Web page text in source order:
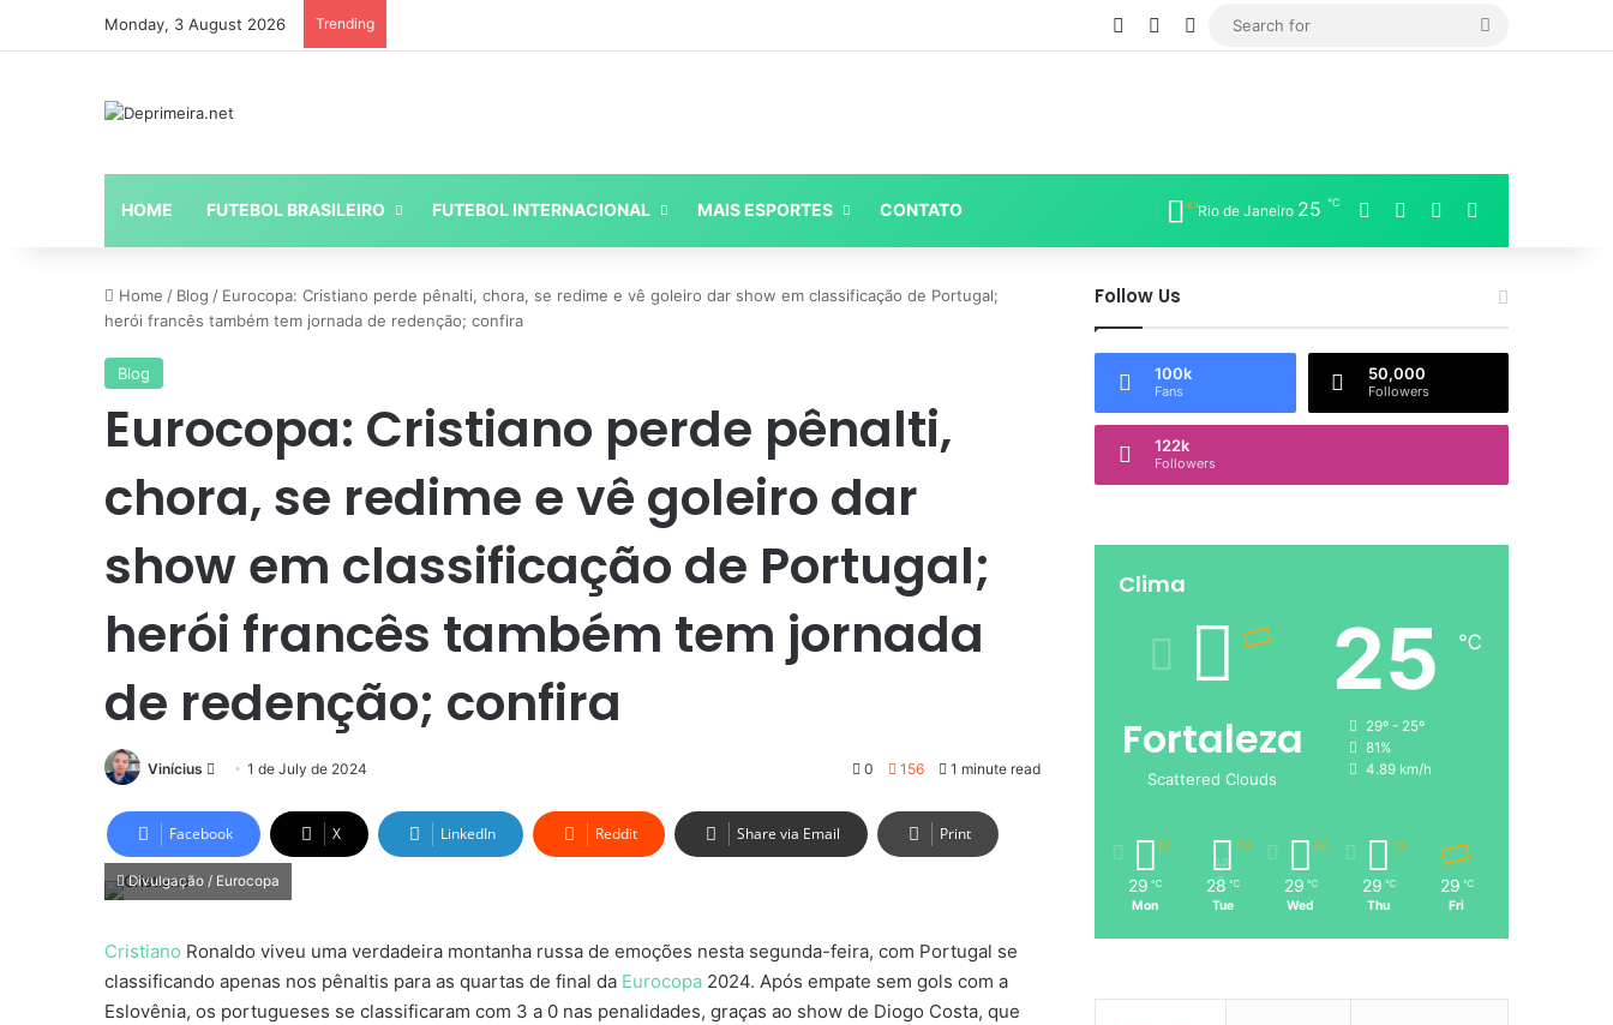
Monday, 3 August 2026 Trending Log InSidebarSwitch skin
Search
HOME FUTEBOL BRASILEIRO FUTEBOL INTERNACIONAL MAIS ESPORTES CONTATO Rio de Janeiro 25 ℃ Facebook LinkedIn
Home / Blog / Eurocopa: Cristiano perde pênalti, chora, se redime e vê goleiro dar show em classificação de Portugal;
herói francês também tem jornada de redenção; confira
Blog
Eurocopa: Cristiano perde pênalti,
chora, se redime e vê goleiro dar
show em classificação de Portugal;
herói francês também tem jornada
de redenção; confira
Vinícius
Send
email
1 de July de 2024 0 156 1 minute read
Facebook X LinkedIn Reddit Share via Email Print
Divulgação / Eurocopa
Cristiano Ronaldo viveu uma verdadeira montanha russa de emoções nesta segunda-feira, com Portugal se
classificando apenas nos pênaltis para as quartas de final da Eurocopa 2024. Após empate sem gols com a
Eslovênia, os portugueses se classificaram com 3 a 0 nas penalidades, graças ao show de Diogo Costa, que
Follow Us
100k
Fans
50,000
Followers
122k
Followers
Clima
Fortaleza
Scattered Clouds
25 ℃
29º - 25º
81%
4.89 km/h
29 ℃
Mon
28 ℃
Tue
29 ℃
Wed
29 ℃
Thu
29 ℃
Fri